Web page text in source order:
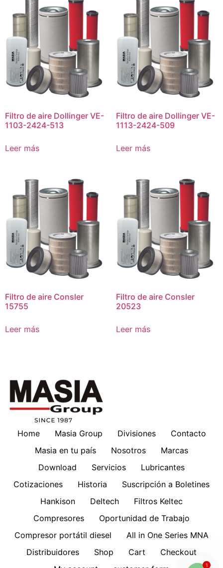
Filtro de aire Dollinger VE-
1103-2424-513
Leer más
Filtro de aire Dollinger VE-
1113-2424-509
Leer más
Filtro de aire Consler
15755
Leer más
Filtro de aire Consler
20523
Leer más
Home Masia Group Divisiones
Contacto
Masia en tu país
Nosotros
Marcas
Download
Servicios
Lubricantes
Cotizaciones
Historia
Suscripción a Boletines
Hankison
Deltech
Filtros Keltec
Compresores
Oportunidad de Trabajo
Compresor portátil diesel
All in One Series MNA
Distribuidores
Shop Cart
Checkout
1